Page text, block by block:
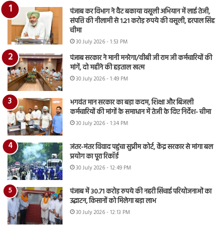
पंजाब कर विभाग ने वैट बकाया वसूली अभियान में लाई तेजी,
संपत्ति की नीलामी से 1.21 करोड़ रुपये की वसूली, हरपाल सिंह
चीमा
30 July 2026 - 1:53 PM
पंजाब सरकार ने मानी मनरेगा/वीबी जी राम जी कर्मचारियों की
मांगें, दो महीने की हड़ताल खत्म
30 July 2026 - 1:49 PM
भगवंत मान सरकार का बड़ा कदम, शिक्षा और बिजली
कर्मचारियों की मांगों के समाधान में तेजी के दिए निर्देश- चीमा
30 July 2026 - 1:34 PM
जंतर-मंतर विवाद पहुंचा सुप्रीम कोर्ट, केंद्र सरकार से मांगा बल
प्रयोग का पूरा रिकॉर्ड
30 July 2026 - 12:49 PM
पंजाब में 30.71 करोड़ रुपये की नहरी सिंचाई परियोजनाओं का
उद्घाटन, किसानों को मिलेगा बड़ा लाभ
30 July 2026 - 12:13 PM